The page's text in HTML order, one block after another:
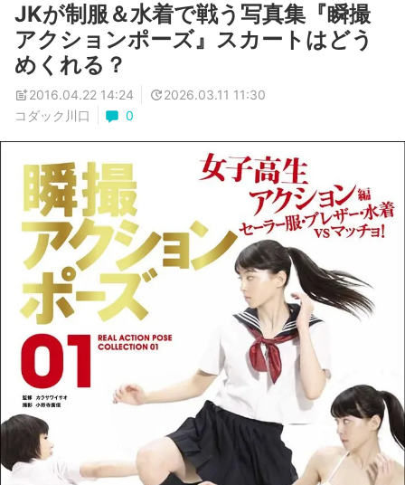
JKが制服＆水着で戦う写真集『瞬撮
アクションポーズ』スカートはどう
めくれる？
2016.04.22 14:24
2026.03.11 11:30
コダック川口
0